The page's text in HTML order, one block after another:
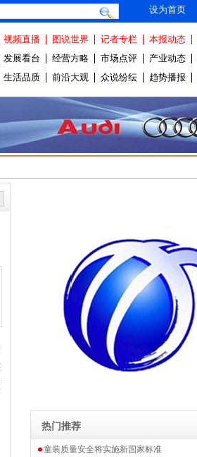
设为首页
视频直播 图说世界 记者专栏 本报动态
发展看台 经营方略 市场点评 产业动态
生活品质 前沿大观 众说纷纭 趋势播报
热门推荐
童装质量安全将实施新国家标准